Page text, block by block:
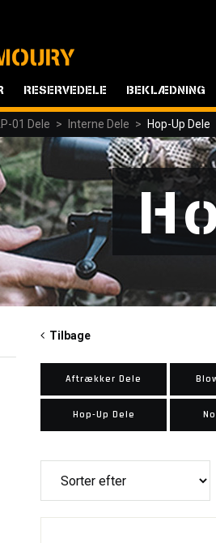
01 Dele > Interne Dele > Hop-Up Dele
Tilbage
Aftrækker Dele
Hop-Up Dele
RESERVEDELE BEKLÆDNING